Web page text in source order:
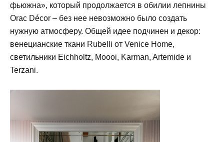
фьюжна», который продолжается в обилии лепнины
Orac Décor – без нее невозможно было создать
нужную атмосферу. Общей идее подчинен и декор:
венецианские ткани Rubelli от Venice Home,
светильники Eichholtz, Moooi, Karman, Artemide и
Terzani.